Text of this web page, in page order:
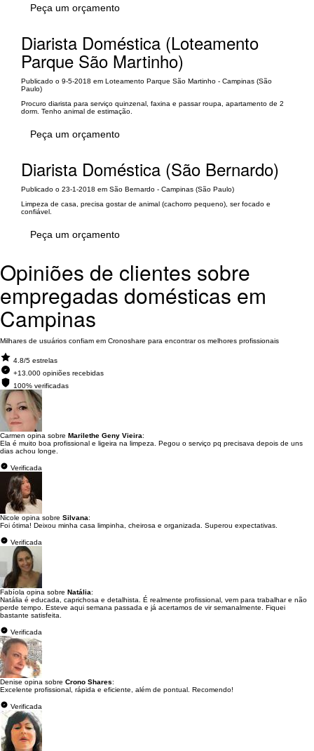
Peça um orçamento
Diarista Doméstica (Loteamento
Parque São Martinho)
Publicado o 9-5-2018 em Loteamento Parque São Martinho - Campinas (São
Paulo)
Procuro diarista para serviço quinzenal, faxina e passar roupa, apartamento de 2
dorm. Tenho animal de estimação.
Peça um orçamento
Diarista Doméstica (São Bernardo)
Publicado o 23-1-2018 em São Bernardo - Campinas (São Paulo)
Limpeza de casa, precisa gostar de animal (cachorro pequeno), ser focado e
confiável.
Peça um orçamento
Opiniões de clientes sobre
empregadas domésticas em
Campinas
Milhares de usuários confiam em Cronoshare para encontrar os melhores profissionais
4.8/5 estrelas
+13.000 opiniões recebidas
100% verificadas
Carmen opina sobre Marilethe Geny Vieira:
Ela é muito boa profissional e ligeira na limpeza. Pegou o serviço pq precisava depois de uns
dias achou longe.
Verificada
Nicole opina sobre Silvana:
Foi ótima! Deixou minha casa limpinha, cheirosa e organizada. Superou expectativas.
Verificada
Fabíola opina sobre Natália:
Natália é educada, caprichosa e detalhista. É realmente profissional, vem para trabalhar e não
perde tempo. Esteve aqui semana passada e já acertamos de vir semanalmente. Fiquei
bastante satisfeita.
Verificada
Denise opina sobre Crono Shares:
Excelente profissional, rápida e eficiente, além de pontual. Recomendo!
Verificada